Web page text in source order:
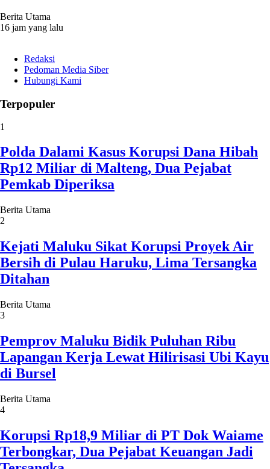
Berita Utama
16 jam yang lalu
Redaksi
Pedoman Media Siber
Hubungi Kami
Terpopuler
1
Polda Dalami Kasus Korupsi Dana Hibah
Rp12 Miliar di Malteng, Dua Pejabat
Pemkab Diperiksa
Berita Utama
2
Kejati Maluku Sikat Korupsi Proyek Air
Bersih di Pulau Haruku, Lima Tersangka
Ditahan
Berita Utama
3
Pemprov Maluku Bidik Puluhan Ribu
Lapangan Kerja Lewat Hilirisasi Ubi Kayu
di Bursel
Berita Utama
4
Korupsi Rp18,9 Miliar di PT Dok Waiame
Terbongkar, Dua Pejabat Keuangan Jadi